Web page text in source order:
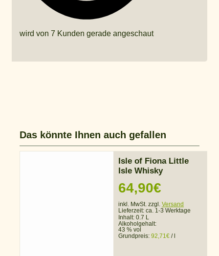
wird von 7 Kunden gerade angeschaut
Das könnte Ihnen auch gefallen
Isle of Fiona Little
Isle Whisky
64,90€
inkl. MwSt. zzgl. Versand
Lieferzeit: ca. 1-3 Werktage
Inhalt: 0.7 L
Alkoholgehalt:
43 % vol
Grundpreis: 92,71€ /